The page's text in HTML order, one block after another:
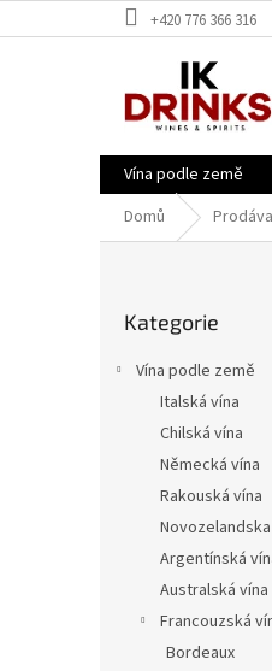
na
+420 776 366 316
Vína podle země
Domů
kategorie
Kategorie
Vína podle země
Italská vína
Chilská vína
Německá vína
Rakouská vína
Argentínská
Australská vína
Francouzská
Bordeaux